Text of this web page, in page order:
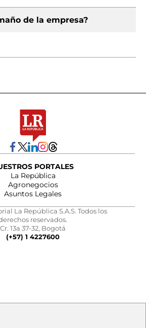
de la empresa?
PORTALES
La República
Agronegocios
Asuntos Legales
La República S.A.S. Todos los
reservados.
Cr. 13a 37-32, Bogotá
(+57) 1 4227600